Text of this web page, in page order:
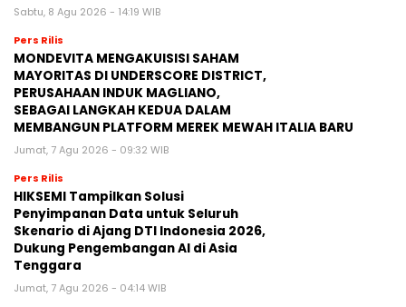
Sabtu, 8 Agu 2026 - 14:19 WIB
Pers Rilis
MONDEVITA MENGAKUISISI SAHAM
MAYORITAS DI UNDERSCORE DISTRICT,
PERUSAHAAN INDUK MAGLIANO,
SEBAGAI LANGKAH KEDUA DALAM
MEMBANGUN PLATFORM MEREK MEWAH ITALIA BARU
Jumat, 7 Agu 2026 - 09:32 WIB
Pers Rilis
HIKSEMI Tampilkan Solusi
Penyimpanan Data untuk Seluruh
Skenario di Ajang DTI Indonesia 2026,
Dukung Pengembangan AI di Asia
Tenggara
Jumat, 7 Agu 2026 - 04:14 WIB